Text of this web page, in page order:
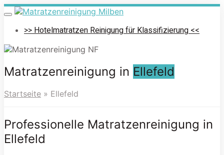
Skip
to
main
Toggle
navigation>> Hotelmatratzen Reinigung für Klassifizierung <<
Matratzenreinigung in Ellefeld
Startseite » Ellefeld
Professionelle Matratzenreinigung in
Ellefeld